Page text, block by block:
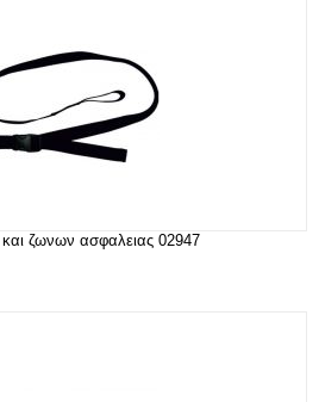
και ζωνων ασφαλειας 02947